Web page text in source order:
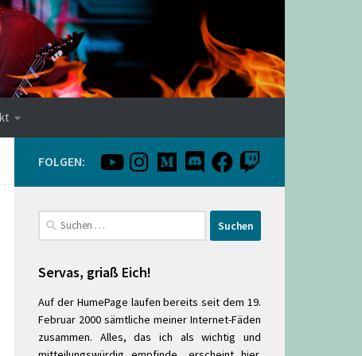
FOLGEN:
Suchen
nach:
Servas, griaß Eich!
Auf der HumePage laufen bereits seit dem 19.
Februar 2000 sämtliche meiner Internet-Fäden
zusammen. Alles, das ich als wichtig und